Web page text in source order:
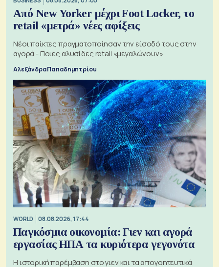
Από New Yorker μέχρι Foot Locker, το
retail «μετρά» νέες αφίξεις
Νέοι παίκτες πραγματοποίησαν την είσοδό τους στην
αγορά - Ποιες αλυσίδες retail «μεγαλώνουν»
Αλεξάνδρα Παπαδημητρίου
WORLD 08.08.2026, 17:44
Παγκόσμια οικονομία: Γιεν και αγορά
εργασίας ΗΠΑ τα κυριότερα γεγονότα
Η ιστορική παρέμβαση στο γιεν και τα απογοητευτικά